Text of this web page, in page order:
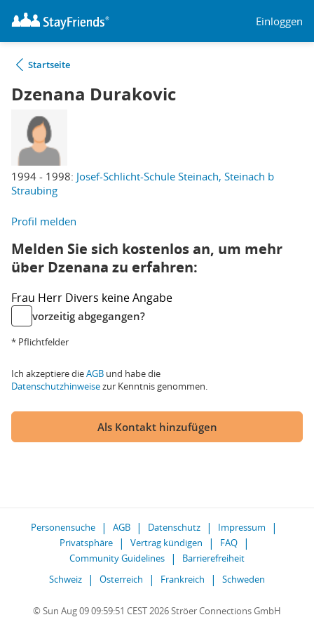
Einloggen
Startseite
Dzenana Durakovic
1994 - 1998: Josef-Schlicht-Schule Steinach, Steinach b
Straubing
Profil melden
Melden Sie sich kostenlos an, um mehr
über Dzenana zu erfahren:
Frau Herr Divers keine Angabe
vorzeitig abgegangen?
* Pflichtfelder
Ich akzeptiere dieAGB und habe die
Datenschutzhinweisezur Kenntnis genommen.
Als Kontakt hinzufügen
Personensuche AGB Datenschutz
Impressum
Privatsphäre
Vertrag kündigen
FAQ
Community Guidelines
Barrierefreiheit
Schweiz
Österreich Frankreich Schweden
© Sun Aug 09 09:59:51 CEST 2026 Ströer Connections GmbH